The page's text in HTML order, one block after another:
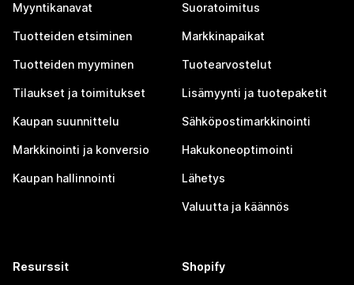
Myyntikanavat
Tuotteiden etsiminen
Tuotteiden myyminen
Tilaukset ja toimitukset
Kaupan suunnittelu
Markkinointi ja konversio
Kaupan hallinnointi
Suoratoimitus
Markkinapaikat
Tuotearvostelut
Lisämyynti ja tuotepaketit
Sähköpostimarkkinointi
Hakukoneoptimointi
Lähetys
Valuutta ja käännös
Resurssit Shopify